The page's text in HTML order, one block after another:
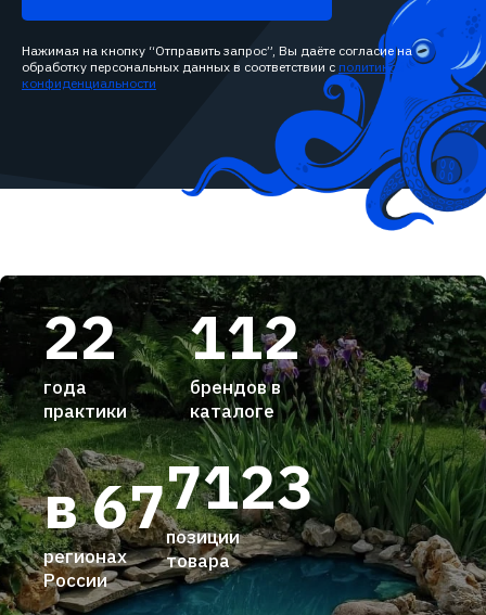
Нажимая на кнопку “Отправить запрос”, Вы даёте согласие на
обработку персональных данных в соответствии с политикой
конфиденциальности
22
года
практики
112
брендов в
каталоге
7123
позиции
товара
в 67
регионах
России